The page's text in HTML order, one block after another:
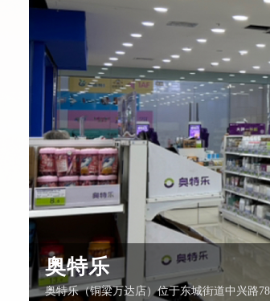
奥特乐
奥特乐（铜梁万达店）位于东城街道中兴路